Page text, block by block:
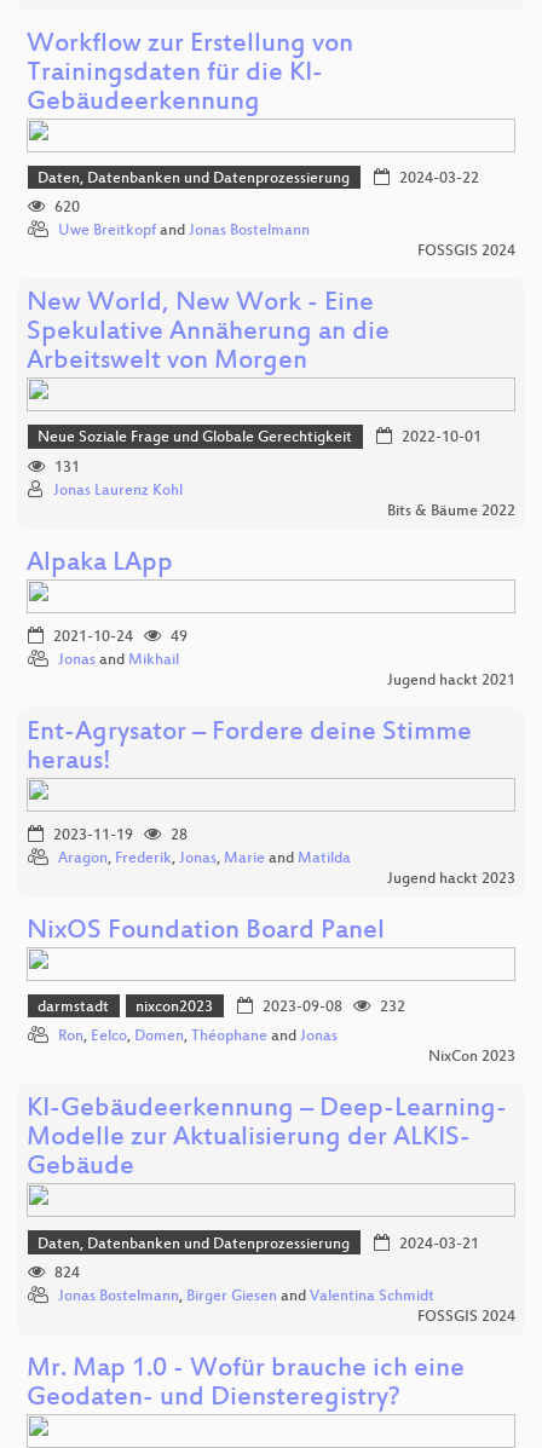
Workflow zur Erstellung von
Trainingsdaten für die KI-
Gebäudeerkennung
Daten, Datenbanken und Datenprozessierung
2024-03-22
620
Uwe Breitkopf and Jonas Bostelmann
FOSSGIS 2024
New World, New Work - Eine
Spekulative Annäherung an die
Arbeitswelt von Morgen
Neue Soziale Frage und Globale Gerechtigkeit
2022-10-01
131
Jonas Laurenz Kohl
Bits & Bäume 2022
Alpaka LApp
2021-10-24
49
Jonas and Mikhail
Jugend hackt 2021
Ent-Agrysator – Fordere deine Stimme
heraus!
2023-11-19
28
Aragon, Frederik, Jonas, Marie and Matilda
Jugend hackt 2023
NixOS Foundation Board Panel
darmstadt nixcon2023 2023-09-08
232
Ron, Eelco, Domen, Théophane and Jonas
NixCon 2023
KI-Gebäudeerkennung – Deep-Learning-
Modelle zur Aktualisierung der ALKIS-
Gebäude
Daten, Datenbanken und Datenprozessierung
2024-03-21
824
Jonas Bostelmann, Birger Giesen and Valentina Schmidt
FOSSGIS 2024
Mr. Map 1.0 - Wofür brauche ich eine
Geodaten- und Diensteregistry?